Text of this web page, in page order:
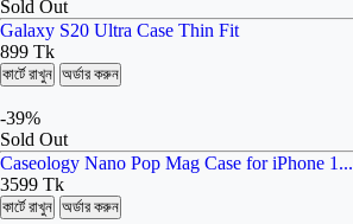
Sold Out
Galaxy S20 Ultra Case Thin Fit
899 Tk
কার্টে রাখুন অর্ডার করুন
-39%
Sold Out
Caseology Nano Pop Mag Case for iPhone 1...
3599 Tk
কার্টে রাখুন অর্ডার করুন